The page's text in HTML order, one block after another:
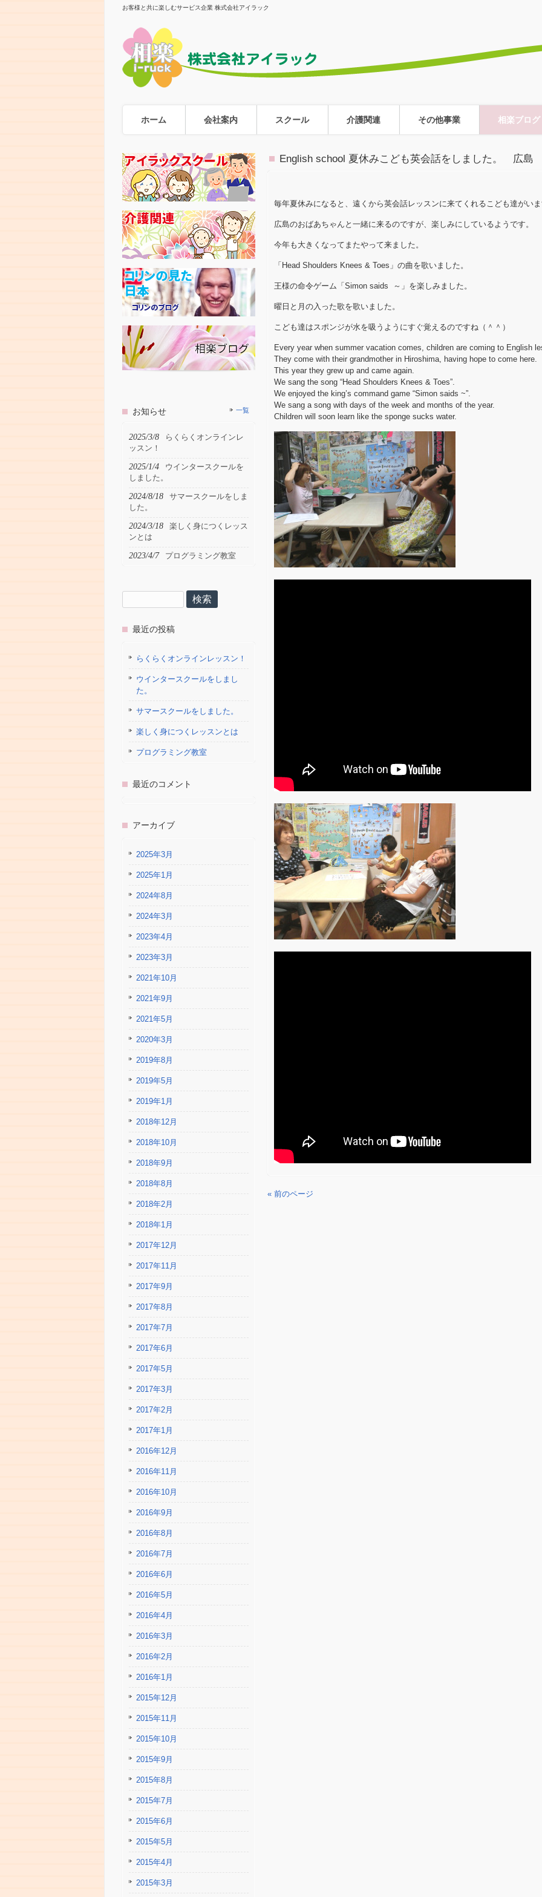
お客様と共に楽しむサービス企業 株式会社アイラック
ホーム 会社案内 スクール 介護関連 その他事業 相楽ブログ
English school 夏休みこども英会話をしました。 広島
毎年夏休みになると、遠くから英会話レッスンに来てくれるこども達がいま
広島のおばあちゃんと一緒に来るのですが、楽しみにしているようです。
今年も大きくなってまたやって来ました。
「Head Shoulders Knees & Toes」の曲を歌いました。
王様の命令ゲーム「Simon saids ～」を楽しみました。
曜日と月の入った歌を歌いました。
こども達はスポンジが水を吸うようにすぐ覚えるのですね（＾＾）
Every year when summer vacation comes, children are coming to English
They come with their grandmother in Hiroshima, having hope to come here.
This year they grew up and came again.
We sang the song “Head Shoulders Knees & Toes”.
We enjoyed the king’s command game “Simon saids ~”.
We sang a song with days of the week and months of the year.
Children will soon learn like the sponge sucks water.
« 前のページ
お知らせ 一覧
2025/3/8
らくらくオンラインレ
ッスン！
2025/1/4
ウインタースクールを
しました。
2024/8/18
サマースクールをしま
した。
2024/3/18
楽しく身につくレッス
ンとは
2023/4/7 プログラミング教室
索:
最近の投稿
らくらくオンラインレッスン！
ウインタースクールをしまし
た。
サマースクールをしました。
楽しく身につくレッスンとは
プログラミング教室
最近のコメント
アーカイブ
2025年3月
2025年1月
2024年8月
2024年3月
2023年4月
2023年3月
2021年10月
2021年9月
2021年5月
2020年3月
2019年8月
2019年5月
2019年1月
2018年12月
2018年10月
2018年9月
2018年8月
2018年2月
2018年1月
2017年12月
2017年11月
2017年9月
2017年8月
2017年7月
2017年6月
2017年5月
2017年3月
2017年2月
2017年1月
2016年12月
2016年11月
2016年10月
2016年9月
2016年8月
2016年7月
2016年6月
2016年5月
2016年4月
2016年3月
2016年2月
2016年1月
2015年12月
2015年11月
2015年10月
2015年9月
2015年8月
2015年7月
2015年6月
2015年5月
2015年4月
2015年3月